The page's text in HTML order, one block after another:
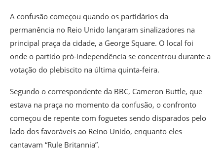
A confusão começou quando os partidários da
permanência no Reio Unido lançaram sinalizadores na
principal praça da cidade, a George Square. O local foi
onde o partido pró-independência se concentrou durante a
votação do plebiscito na última quinta-feira.
Segundo o correspondente da BBC, Cameron Buttle, que
estava na praça no momento da confusão, o confronto
começou de repente com foguetes sendo disparados pelo
lado dos favoráveis ao Reino Unido, enquanto eles
cantavam “Rule Britannia”.